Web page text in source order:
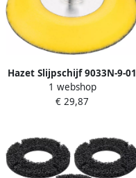
Hazet Slijpschijf 9033N-9-01
1 webshop
€ 29,87